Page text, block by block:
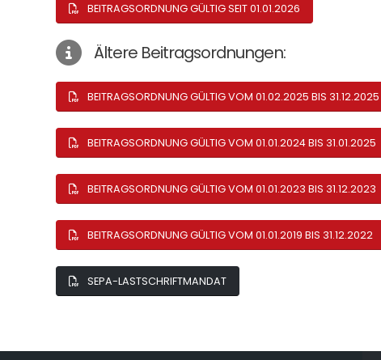
BEITRAGSORDNUNG GÜLTIG SEIT 01.01.2026
Ältere Beitragsordnungen:
BEITRAGSORDNUNG GÜLTIG VOM 01.02.2025 BIS 31.12.2025
BEITRAGSORDNUNG GÜLTIG VOM 01.01.2024 BIS 31.01.2025
BEITRAGSORDNUNG GÜLTIG VOM 01.01.2023 BIS 31.12.2023
BEITRAGSORDNUNG GÜLTIG VOM 01.01.2019 BIS 31.12.2022
SEPA-LASTSCHRIFTMANDAT